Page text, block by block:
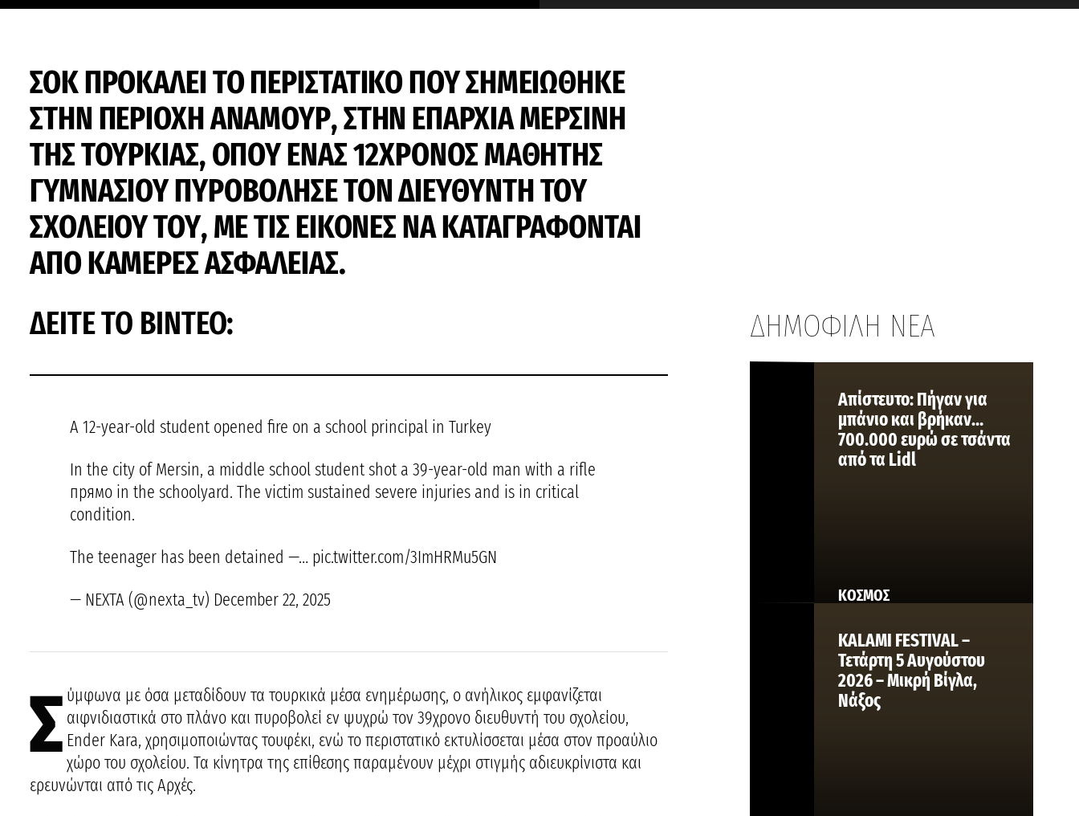
ΣΟΚ ΠΡΟΚΑΛΕΙ ΤΟ ΠΕΡΙΣΤΑΤΙΚΟ ΠΟΥ ΣΗΜΕΙΩΘΗΚΕ
ΣΤΗΝ ΠΕΡΙΟΧΗ ΑΝΑΜΟΥΡ, ΣΤΗΝ ΕΠΑΡΧΙΑ ΜΕΡΣΙΝΗ
ΤΗΣ ΤΟΥΡΚΙΑΣ, ΟΠΟΥ ΕΝΑΣ 12ΧΡΟΝΟΣ ΜΑΘΗΤΗΣ
ΓΥΜΝΑΣΙΟΥ ΠΥΡΟΒΟΛΗΣΕ ΤΟΝ ΔΙΕΥΘΥΝΤΗ ΤΟΥ
ΣΧΟΛΕΙΟΥ ΤΟΥ, ΜΕ ΤΙΣ ΕΙΚΟΝΕΣ ΝΑ ΚΑΤΑΓΡΑΦΟΝΤΑΙ
ΑΠΟ ΚΑΜΕΡΕΣ ΑΣΦΑΛΕΙΑΣ.
ΔΕΙΤΕ ΤΟ ΒΙΝΤΕΟ:
A 12-year-old student opened fire on a school principal in Turkey
In the city of Mersin, a middle school student shot a 39-year-old man with a rifle
прямо in the schoolyard. The victim sustained severe injuries and is in critical
condition.
The teenager has been detained —… pic.twitter.com/3ImHRMu5GN
— NEXTA (@nexta_tv) December 22, 2025
Σ ύμφωνα με όσα μεταδίδουν τα τουρκικά μέσα ενημέρωσης, ο ανήλικος εμφανίζεται
αιφνιδιαστικά στο πλάνο και πυροβολεί εν ψυχρώ τον 39χρονο διευθυντή του σχολείου,
Ender Kara, χρησιμοποιώντας τουφέκι, ενώ το περιστατικό εκτυλίσσεται μέσα στον προαύλιο
χώρο του σχολείου. Τα κίνητρα της επίθεσης παραμένουν μέχρι στιγμής αδιευκρίνιστα και
ερευνώνται από τις Αρχές.
ΔΗΜΟΦΙΛΗ ΝΕΑ
ΚΟΣΜΟΣ
Aπίστευτο: Πήγαν για
μπάνιο και βρήκαν…
700.000 ευρώ σε τσάντα
από τα Lidl
KALAMI FESTIVAL –
Τετάρτη 5 Αυγούστου
2026 – Μικρή Βίγλα,
Νάξος